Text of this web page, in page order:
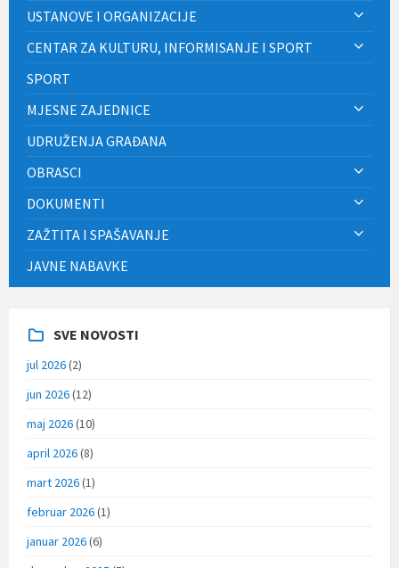
USTANOVE I ORGANIZACIJE
CENTAR ZA KULTURU, INFORMISANJE I SPORT
SPORT
MJESNE ZAJEDNICE
UDRUŽENJA GRAĐANA
OBRASCI
DOKUMENTI
ZAŽTITA I SPAŠAVANJE
JAVNE NABAVKE
SVE NOVOSTI
jul 2026(2)
jun 2026(12)
maj 2026(10)
april 2026(8)
mart 2026(1)
februar 2026(1)
januar 2026(6)